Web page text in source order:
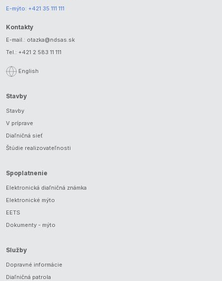
E-mýto: +421 35 111 111
Kontakty
E-mail.: otazka@ndsas.sk
Tel.: +421 2 583 11 111
English
Stavby
Stavby
V príprave
Diaľničná sieť
Štúdie realizovateľnosti
Spoplatnenie
Elektronická diaľničná známka
Elektronické mýto
EETS
Dokumenty - mýto
Služby
Dopravné informácie
Diaľničná patrola